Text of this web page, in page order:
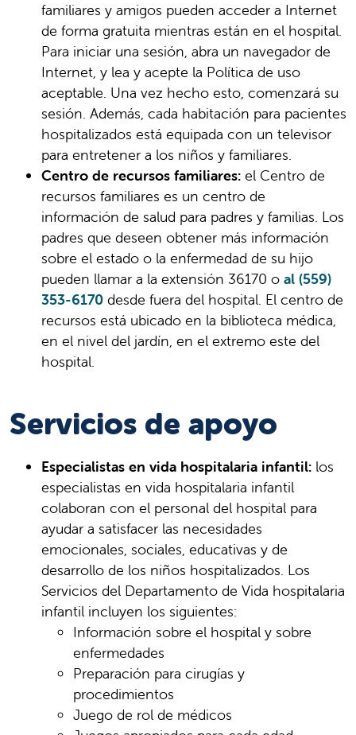
familiares y amigos pueden acceder a Internet
de forma gratuita mientras están en el hospital.
Para iniciar una sesión, abra un navegador de
Internet, y lea y acepte la Política de uso
aceptable. Una vez hecho esto, comenzará su
sesión. Además, cada habitación para pacientes
hospitalizados está equipada con un televisor
para entretener a los niños y familiares.
Centro de recursos familiares: el Centro de
recursos familiares es un centro de
información de salud para padres y familias. Los
padres que deseen obtener más información
sobre el estado o la enfermedad de su hijo
pueden llamar a la extensión 36170 o al (559)
353-6170 desde fuera del hospital. El centro de
recursos está ubicado en la biblioteca médica,
en el nivel del jardín, en el extremo este del
hospital.
Servicios de apoyo
Especialistas en vida hospitalaria infantil: los
especialistas en vida hospitalaria infantil
colaboran con el personal del hospital para
ayudar a satisfacer las necesidades
emocionales, sociales, educativas y de
desarrollo de los niños hospitalizados. Los
Servicios del Departamento de Vida hospitalaria
infantil incluyen los siguientes:
Información sobre el hospital y sobre
enfermedades
Preparación para cirugías y
procedimientos
Juego de rol de médicos